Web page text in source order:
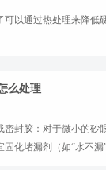
可以通过热处理来降低
么处理
密封胶‌：对于微小的砂
固化堵漏剂（如“水不漏